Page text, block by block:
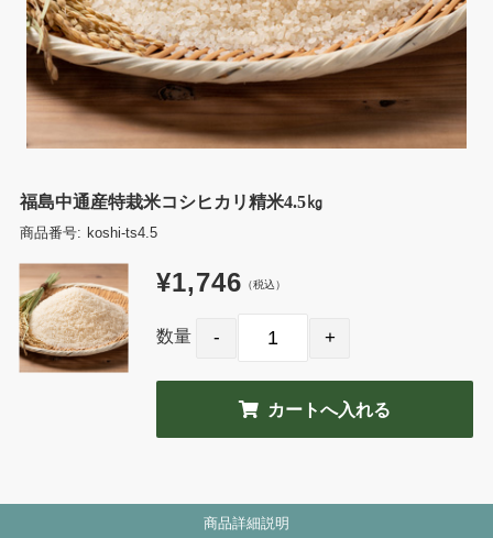
福島中通産特栽米コシヒカリ精米4.5㎏
商品番号: koshi-ts4.5
¥1,746 （税込）
数量
商品詳細説明